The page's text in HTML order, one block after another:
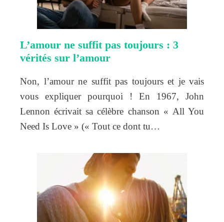
L’amour ne suffit pas toujours : 3
vérités sur l’amour
Non, l’amour ne suffit pas toujours et je vais
vous expliquer pourquoi ! En 1967, John
Lennon écrivait sa célèbre chanson « All You
Need Is Love » (« Tout ce dont tu…